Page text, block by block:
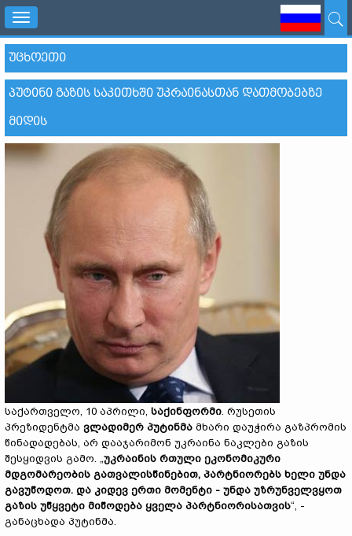
Toggle
navigation
ᲣᲪᲮᲝᲔᲗᲘ
ᲞᲣᲢᲘᲜᲘ ᲒᲐᲖᲘᲡ ᲡᲐᲙᲘᲗᲮᲨᲘ ᲣᲙᲠᲐᲘᲜᲐᲡᲗᲐᲜ ᲓᲐᲗᲛᲝᲑᲔᲑᲖᲔ
ᲛᲘᲓᲘᲡ
საქართველო, 10 აპრილი, საქინფორმი. რუსეთის
პრეზიდენტმა ვლადიმერ პუტინმა მხარი დაუჭირა გაზპრომის
წინადადებას, არ დააჯარიმონ უკრაინა ნაკლები გაზის
შესყიდვის გამო. „უკრაინის რთული ეკონომიკური
მდგომარეობის გათვალისწინებით, პარტნიორებს ხელი უნდა
გავუწოდოთ. და კიდევ ერთი მომენტი - უნდა უზრუნველვყოთ
გაზის უწყვეტი მიწოდება ყველა პარტნიორისათვის“, -
განაცხადა პუტინმა.